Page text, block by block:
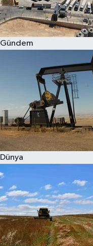
Gündem
Dünya
Spor
Burç Yorumları
Çocuk
Eğitim
Hava Durumu
Kadın
Kültür Sanat
Sağlık